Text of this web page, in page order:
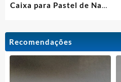
Caixa para Pastel de Nata
Recomendações